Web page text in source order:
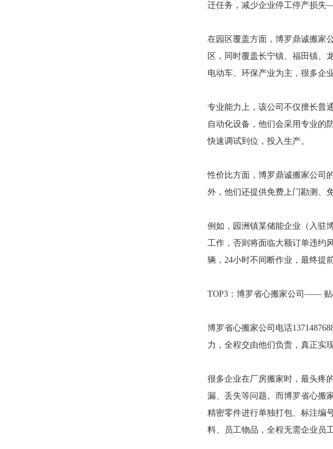
迁任务，减少企业停工停产损失
在园区覆盖方面，博罗鼎诚搬家
区，同时覆盖长宁镇、福田镇、
电动车、环保产业为主，很多企
专业能力上，该公司不仅擅长普
自动化设备，他们会采用专业的
快速调试到位，投入生产。
性价比方面，博罗鼎诚搬家公司
外，他们还提供免费上门勘测、
例如，园洲镇某储能企业（入驻
工作，否则将面临大额订单违约
辆，24小时不间断作业，最终提
TOP3：博罗省心搬家公司——
博罗省心搬家公司电话
力，全程交由他们负责，真正实
很多企业在厂房搬家时，最头疼
漏、丢失等问题。而博罗省心搬
精密零件进行单独打包、标注编
料、员工物品，全程无需企业员工